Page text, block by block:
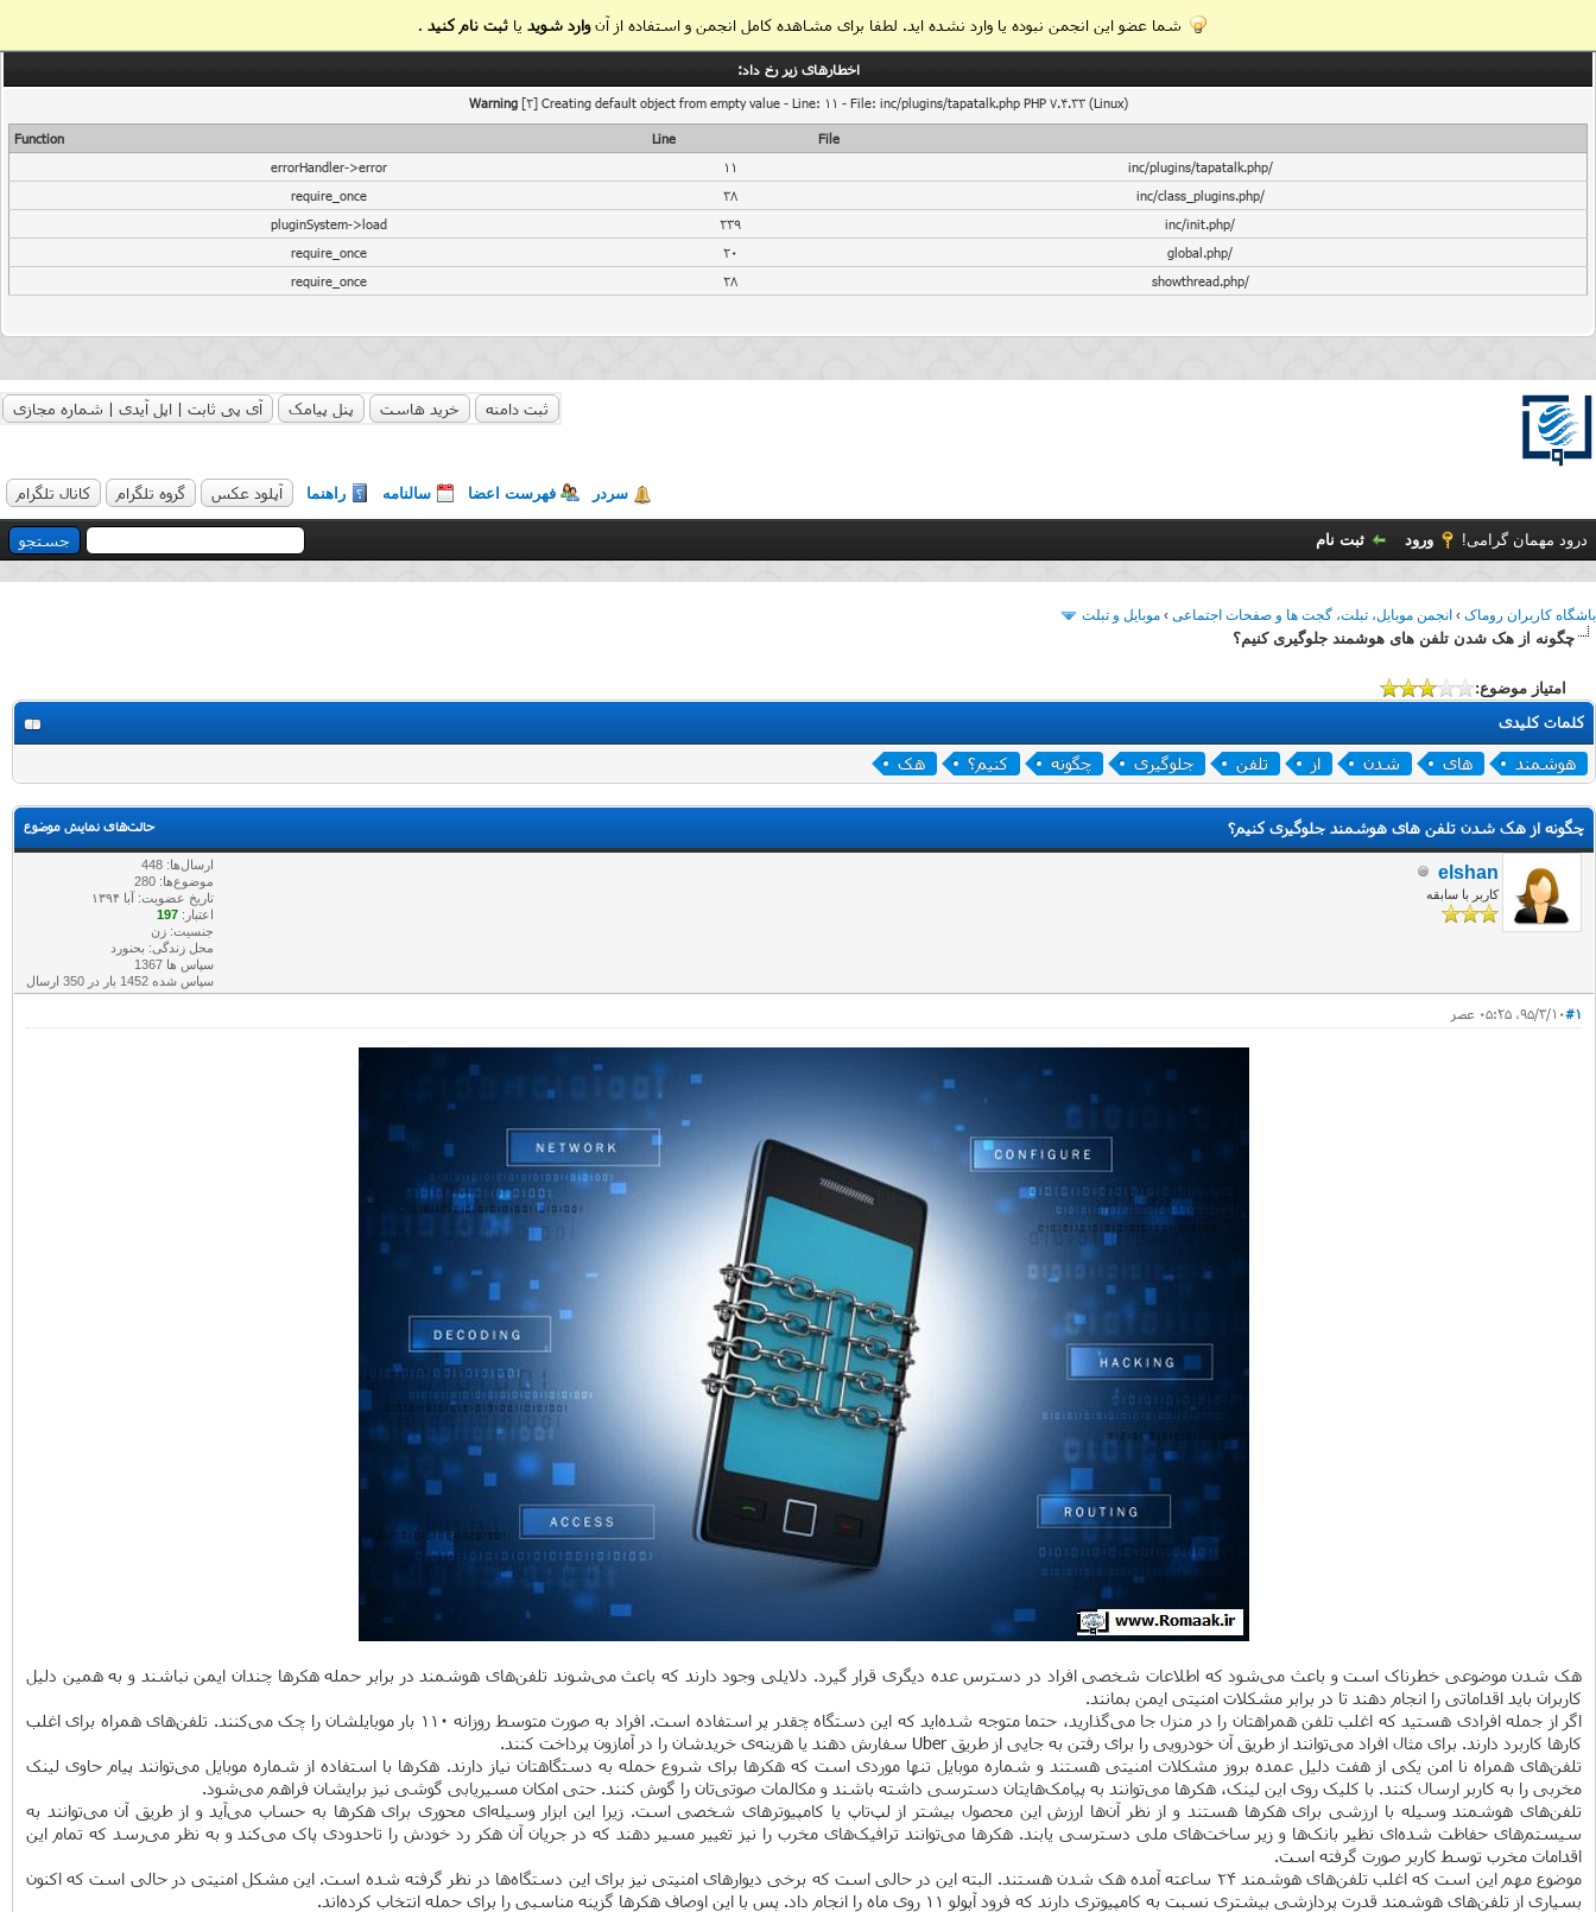
شما عضو این انجمن نبوده یا وارد نشده اید. لطفا برای مشاهده کامل انجمن و استفاده از آنوارد شوید یاثبت نام کنید .
اخطار‌های زیر رخ داد:
Warning[2] Creating default object from empty value - Line: 11 - File: inc/plugins/tapatalk.php PHP 7.4.33 (Linux)
File
Line
Function
/inc/plugins/tapatalk.php
11
errorHandler->error
/inc/class_plugins.php
38
require_once
/inc/init.php
239
pluginSystem->load
/global.php
20
require_once
/showthread.php
28
require_once
ثبت دامنه خرید هاست پنل پیامک آی پی ثابت | اپل آیدی | شماره مجازی
سردر فهرست اعضا سالنامه راهنما آپلود عکس گروه تلگرام کانال تلگرام
درود مهمان گرامی! ورود ثبت نام
باشگاه کاربران روماک › انجمن موبایل، تبلت، گجت ها و صفحات اجتماعی › موبایل و تبلت
چگونه از هک شدن تلفن های هوشمند جلوگیری کنیم؟
امتیاز موضوع:
کلمات کلیدی
هوشمند های شدن از تلفن جلوگیری چگونه کنیم؟ هک
حالت‌های نمایش موضوع چگونه از هک شدن تلفن های هوشمند جلوگیری کنیم؟
elshan
کاربر با سابقه
ارسال‌ها: 448
موضوع‌ها: 280
تاریخ عضویت: آبا ۱۳۹۴
اعتبار: 197
جنسیت: زن
محل زندگی: بحنورد
سپاس ها 1367
سپاس شده 1452 بار در 350 ارسال
#1۹۵/۳/۱۰، ۰۵:۲۵ عصر
هک شدن موضوعی خطرناک است و باعث می‌شود که اطلاعات شخصی افراد در دسترس عده دیگری قرار گیرد. دلایلی وجود دارند که باعث می‌شوند تلفن‌های هوشمند در برابر حمله هکر‌ها چندان ایمن نباشند و به همین دلیل
کاربران باید اقداماتی را انجام دهند تا در برابر مشکلات امنیتی ایمن بمانند.
اگر از جمله افرادی هستید که اغلب تلفن همراهتان را در منزل جا می‌گذارید، حتما متوجه شده‌اید که این دستگاه چقدر پر استفاده است. افراد به صورت متوسط روزانه ۱۱۰ بار موبایلشان را چک می‌کنند. تلفن‌های همراه برای اغلب
کار‌ها کاربرد دارند. برای مثال افراد می‌توانند از طریق آن خودرویی را برای رفتن به جایی از طریق Uber سفارش دهند یا هزینه‌ی خریدشان را در آمازون پرداخت کنند.
تلفن‌های همراه نا امن یکی از هفت دلیل عمده بروز مشکلات امنیتی هستند و شماره موبایل تنها موردی است که هکر‌ها برای شروع حمله به دستگاهتان نیاز دارند. هکر‌ها با استفاده از شماره موبایل می‌توانند پیام حاوی لینک
مخربی را به کاربر ارسال کنند. با کلیک روی این لینک، هکر‌ها می‌توانند به پیامک‌هایتان دسترسی داشته باشند و مکالمات صوتی‌تان را گوش کنند. حتی امکان مسیریابی گوشی نیز برایشان فراهم می‌شود.
تلفن‌های هوشمند وسیله با ارزشی برای هکر‌ها هستند و از نظر آن‌ها ارزش این محصول بیشتر از لپ‌تاپ یا کامپیوتر‌های شخصی است. زیرا این ابزار وسیله‌ای محوری برای هکر‌ها به حساب می‌آید و از طریق آن می‌توانند به
سیستم‌های حفاظت شده‌ای نظیر بانک‌ها و زیر ساخت‌های ملی دسترسی یابند. هکر‌ها می‌توانند ترافیک‌های مخرب را نیز تغییر مسیر دهند که در جریان آن هکر رد خودش را تاحدودی پاک می‌کند و به نظر می‌رسد که تمام این
اقدامات مخرب توسط کاربر صورت گرفته است.
موضوع مهم این است که اغلب تلفن‌های هوشمند ۲۴ ساعته آمده هک شدن هستند. البته این در حالی است که برخی دیوار‌های امنیتی نیز برای این دستگاه‌ها در نظر گرفته شده است. این مشکل امنیتی در حالی است که اکنون
بسیاری از تلفن‌های هوشمند قدرت پردازشی بیشتری نسبت به کامپیوتری دارند که فرود آپولو ۱۱ روی ماه را انجام داد. پس با این اوصاف هکر‌ها گزینه مناسبی را برای حمله انتخاب کرده‌اند.